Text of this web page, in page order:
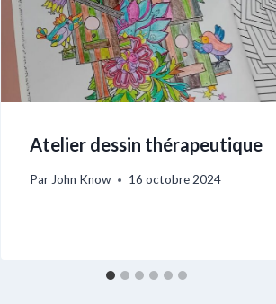
Atelier dessin thérapeutique
Par John Know 16 octobre 2024